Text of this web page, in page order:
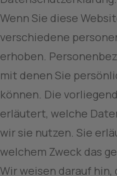
Wenn Sie diese
verschiedene
erhoben.
mit denen Sie
können. Die
erläutert, welche
wir sie nutzen. Sie
welchem Zweck das
Wir weisen darauf hin,